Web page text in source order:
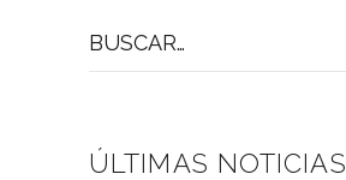
por:
ÚLTIMAS NOTICIAS